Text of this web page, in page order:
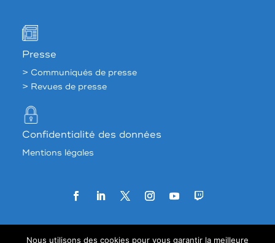
Presse
> Communiqués de presse
> Revues de presse
Confidentialité des données
Mentions légales
Agence web: 33 francs
Nous utilisons des cookies pour vous garantir la meilleure